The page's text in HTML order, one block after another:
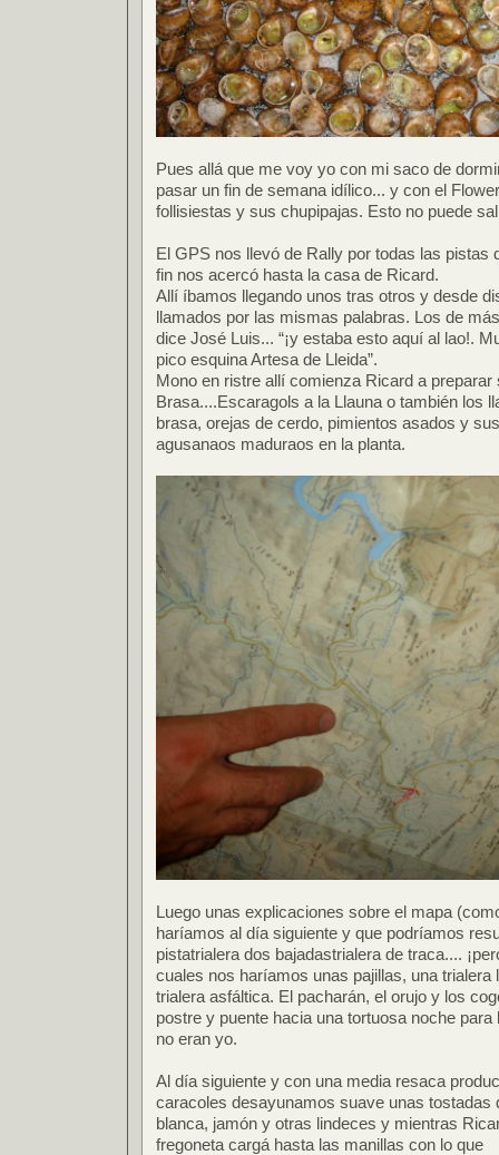
Pues allá que me voy yo con mi saco de
pasar un fin de semana idílico... y con el
follisiestas y sus chupipajas. Esto no puede
El GPS nos llevó de Rally por todas las pistas
fin nos acercó hasta la casa de Ricard.
Allí íbamos llegando unos tras otros y desde
llamados por las mismas palabras. Los de
dice José Luis... “¡y estaba esto aquí al lao!.
pico esquina Artesa de Lleida”.
Mono en ristre allí comienza Ricard a
Brasa....Escaragols a la Llauna o también los
brasa, orejas de cerdo, pimientos asados y
agusanaos maduraos en la planta.
Luego unas explicaciones sobre el mapa
haríamos al día siguiente y que podríamos
pistatrialera dos bajadastrialera de traca....
cuales nos haríamos unas pajillas, una trialera
trialera asfáltica. El pacharán, el orujo y los
postre y puente hacia una tortuosa noche
no eran yo.
Al día siguiente y con una media resaca
caracoles desayunamos suave unas tostadas
blanca, jamón y otras lindeces y mientras
fregoneta cargá hasta las manillas con lo que